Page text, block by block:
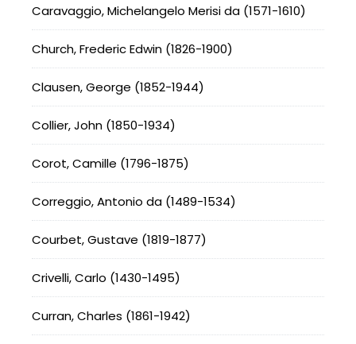
Caravaggio, Michelangelo Merisi da (1571-1610)
Church, Frederic Edwin (1826-1900)
Clausen, George (1852-1944)
Collier, John (1850-1934)
Corot, Camille (1796-1875)
Correggio, Antonio da (1489-1534)
Courbet, Gustave (1819-1877)
Crivelli, Carlo (1430-1495)
Curran, Charles (1861-1942)